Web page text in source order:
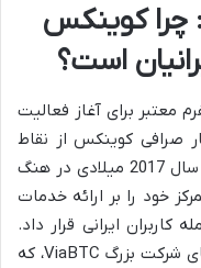
کوینکس
است؟
معتبر برای آغاز فعالیت
صرافی کوینکس از نقاط
قوت آن به شمار می رود. این صرافی در سال 2017 میلادی در هنگ
خود را بر ارائه خدمات
ایرانی قرار داد.
حضور آن به عنوان یکی از زیرمجموعه های شرکت بزرگ ViaBTC، که